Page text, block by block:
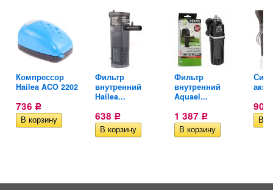
Компрессор
Hailea ACO 2202
736 Р
Фильтр
внутренний
Hailea...
638 Р
Фильтр
внутренний
Aquael...
1 387 Р
900